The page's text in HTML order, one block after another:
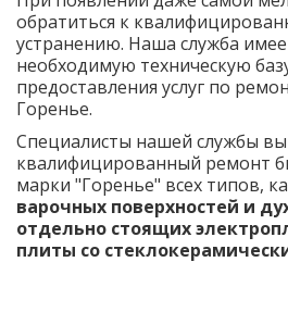
обратиться к
устранению. Наша служба
необходимую техническую
предоставления услуг по
Горенье.
Специалисты нашей службы
квалифицированный ремонт
марки "Горенье" всех типов,
варочных поверхностей и
отдельно стоящих
плиты со